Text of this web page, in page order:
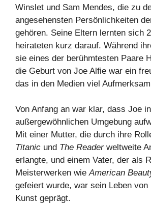
Winslet und Sam Mendes, die zu
angesehensten Persönlichkeiten
gehören. Seine Eltern lernten sich
heirateten kurz darauf. Während
sie eines der berühmtesten Paare
die Geburt von Joe Alfie war ein
das in den Medien viel
Von Anfang an war klar, dass Joe
außergewöhnlichen Umgebung
Mit einer Mutter, die durch ihre
Titanic und The Readerweltweite
erlangte, und einem Vater, der als
Meisterwerken wieAmerican
gefeiert wurde, war sein Leben
Kunst geprägt.